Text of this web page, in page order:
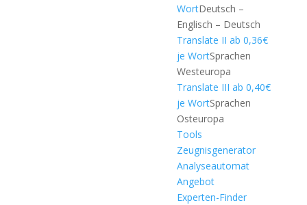
WortDeutsch –
Englisch – Deutsch
Translate II ab 0,36€
je WortSprachen
Westeuropa
Translate III ab 0,40€
je WortSprachen
Osteuropa
Tools
Zeugnisgenerator
Analyseautomat
Angebot
Experten-Finder